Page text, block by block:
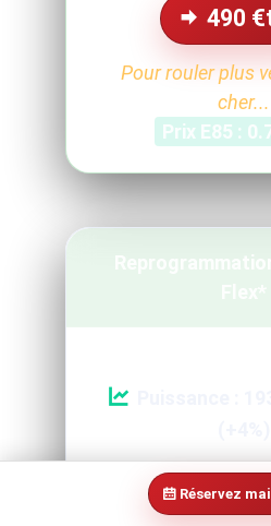
490
Pour rouler plus
cher...
Prix E85 :
Couple :
(+4%)
Réservez